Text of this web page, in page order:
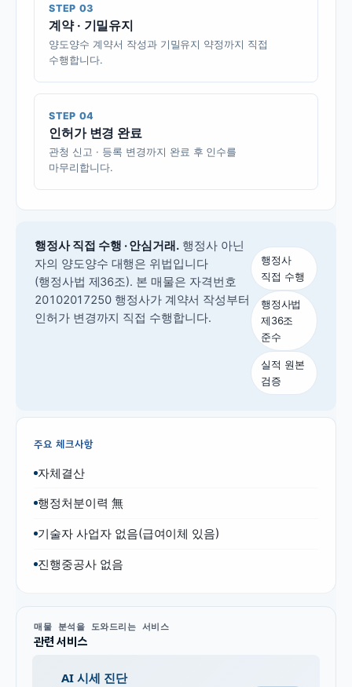
STEP 03
계약 · 기밀유지
양도양수 계약서 작성과 기밀유지 약정까지 직접
수행합니다.
STEP 04
인허가 변경 완료
관청 신고 · 등록 변경까지 완료 후 인수를
마무리합니다.
행정사 직접 수행 · 안심거래. 행정사 아닌
자의 양도양수 대행은 위법입니다
(행정사법 제36조). 본 매물은 자격번호
20102017250 행정사가 계약서 작성부터
인허가 변경까지 직접 수행합니다.
행정사
직접 수행
행정사법
제36조
준수
실적 원본
검증
주요 체크사항
자체결산
행정처분이력 無
기술자 사업자 없음(급여이체 있음)
진행중공사 없음
매물 분석을 도와드리는 서비스
관련 서비스
AI 시세 진단